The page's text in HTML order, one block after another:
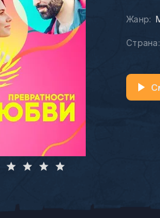
Жанр:
Страна: